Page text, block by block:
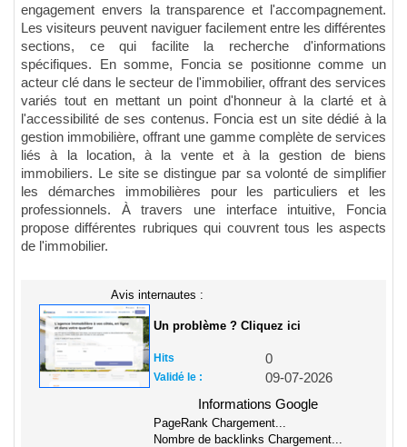
engagement envers la transparence et l'accompagnement.
Les visiteurs peuvent naviguer facilement entre les différentes
sections, ce qui facilite la recherche d'informations
spécifiques. En somme, Foncia se positionne comme un
acteur clé dans le secteur de l'immobilier, offrant des services
variés tout en mettant un point d'honneur à la clarté et à
l'accessibilité de ses contenus. Foncia est un site dédié à la
gestion immobilière, offrant une gamme complète de services
liés à la location, à la vente et à la gestion de biens
immobiliers. Le site se distingue par sa volonté de simplifier
les démarches immobilières pour les particuliers et les
professionnels. À travers une interface intuitive, Foncia
propose différentes rubriques qui couvrent tous les aspects
de l'immobilier.
Avis internautes :
Un problème ? Cliquez ici
Hits 0
Validé le :
09-07-2026
Informations Google
PageRank Chargement...
Nombre de backlinks Chargement...